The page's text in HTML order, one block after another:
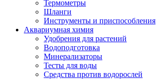
Термометры
Шланги
Инструменты и приспособления
Аквариумная химия
Удобрения для растений
Водоподготовка
Минерализаторы
Тесты для воды
Средства против водорослей